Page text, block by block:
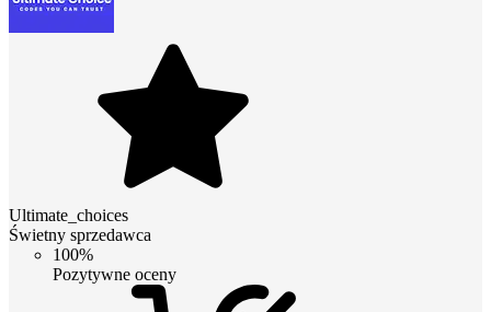
Ultimate_choices
Świetny sprzedawca
100%
Pozytywne oceny